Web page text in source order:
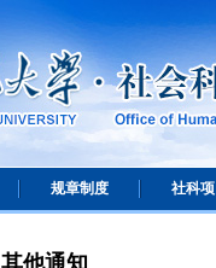
规章制度 社科
其他通知